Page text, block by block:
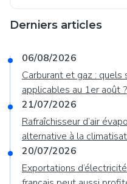
Derniers articles
06/08/2026
Carburant et gaz :
applicables au 1er août ?
21/07/2026
Rafraîchisseur d’air
alternative à la
20/07/2026
Exportations